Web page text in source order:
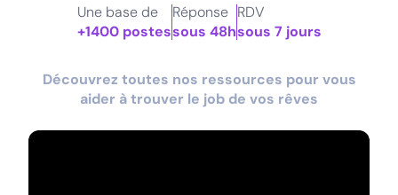
Une base de
+1400 postes
Réponse
sous 48h
RDV
sous 7 jours
Découvrez toutes nos ressources pour vous
aider à trouver le job de vos rêves